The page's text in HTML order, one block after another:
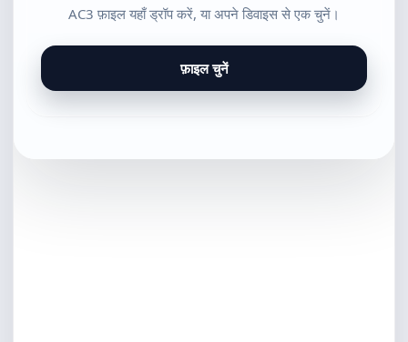
AC3 फ़ाइल यहाँ ड्रॉप करें, या अपने डिवाइस से एक चुनें।
फ़ाइल चुनें